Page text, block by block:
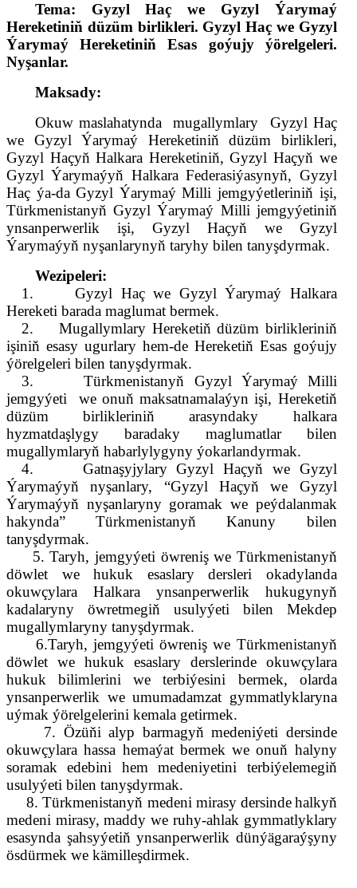
Tema: Gyzyl Haç we Gyzyl Ýarymaý
Hereketiniň düzüm birlikleri. Gyzyl Haç we Gyzyl
Ýarymaý HereketiniňEsas goýujy ýörelgeleri.
Nyşanlar.
Maksady:
Okuw maslahatynda
mugallymlary
Gyzyl Haç
we Gyzyl Ýarymaý Hereketiniň düzüm birlikleri,
Gyzyl Haçyň Halkara Hereketiniň, Gyzyl Haçyň we
Gyzyl Ýarymaýyň Halkara Federasiýasynyň, Gyzyl
Haç ýa-da Gyzyl Ýarymaý Milli jemgyýetleriniň işi,
Türkmenistanyň Gyzyl Ýarymaý Milli jemgyýetiniň
ynsanperwerlik işi, Gyzyl Haçyň we Gyzyl
Ýarymaýyň nyşanlarynyň taryhy bilen tanyşdyrmak.
Wezipeleri:
1.
Gyzyl Haç we Gyzyl Ýarymaý Halkara
Hereketi barada maglumat bermek.
2.
Mugallymlary Hereketiň düzüm birlikleriniň
işiniň esasy ugurlary hem-de Hereketiň Esas goýujy
ýörelgeleri bilen tanyşdyrmak.
3.
Türkmenistanyň Gyzyl Ýarymaý Milli
jemgyýeti
we onuň maksatnamalaýyn işi, Hereketiň
düzüm birlikleriniň arasyndaky halkara
hyzmatdaşlygy baradaky maglumatlar bilen
mugallymlaryň habarlylygyny ýokarlandyrmak.
4.
Gatnaşyjylary Gyzyl Haçyň we Gyzyl
Ýarymaýyň nyşanlary, “Gyzyl Haçyň we Gyzyl
Ýarymaýyň nyşanlaryny goramak we peýdalanmak
hakynda” Türkmenistanyň Kanuny bilen
tanyşdyrmak.
5. Taryh, jemgyýeti öwreniş we Türkmenistanyň
döwlet we hukuk esaslary dersleri okadylanda
okuwçylara Halkara ynsanperwerlik hukugynyň
kadalaryny öwretmegiň usulyýeti bilen Mekdep
mugallymlaryny tanyşdyrmak.
6.Taryh, jemgyýeti öwreniş we Türkmenistanyň
döwlet we hukuk esaslary derslerinde okuwçylara
hukuk bilimlerini weterbiýesini bermek, olarda
ynsanperwerlik weumumadamzat gymmatlyklaryna
uýmak ýörelgelerini kemala getirmek.
7. Özüňi alyp barmagyň medeniýeti dersinde
okuwçylara hassa hemaýat bermek we onuň halyny
soramak edebini hem medeniyetini terbiýelemegiň
usulyýeti bilen tanyşdyrmak.
8. Türkmenistanyň medeni mirasy dersinde halkyň
medeni mirasy, maddy we ruhy-ahlak gymmatlyklary
esasynda şahsyýetiň ynsanperwerlik dünýägaraýşyny
ösdürmek we kämilleşdirmek.